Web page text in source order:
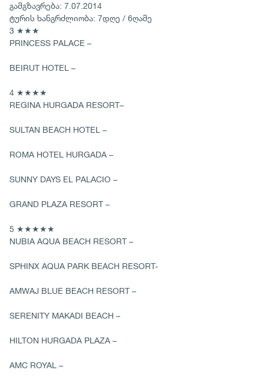
გამგზავრება: 7.07.2014
ტურის ხანგრძლიობა: 7დღე / 6ღამე
3 ★★★
PRINCESS PALACE –
BEIRUT HOTEL –
4 ★★★★
REGINA HURGADA RESORT–
SULTAN BEACH HOTEL –
ROMA HOTEL HURGADA –
SUNNY DAYS EL PALACIO –
GRAND PLAZA RESORT –
5 ★★★★★
NUBIA AQUA BEACH RESORT –
SPHINX AQUA PARK BEACH RESORT-
AMWAJ BLUE BEACH RESORT –
SERENITY MAKADI BEACH –
HILTON HURGADA PLAZA –
AMC ROYAL –